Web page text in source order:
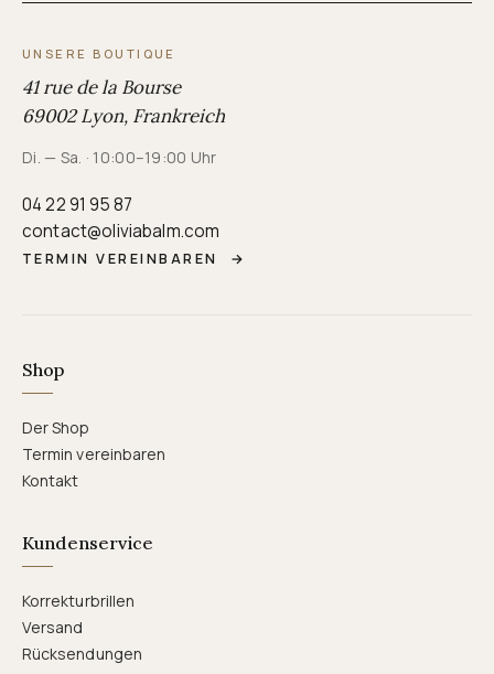
UNSERE BOUTIQUE
41 rue de la Bourse
69002 Lyon, Frankreich
Di. — Sa. · 10:00–19:00 Uhr
04 22 91 95 87
contact@oliviabalm.com
TERMIN VEREINBAREN →
Shop
Der Shop
Termin vereinbaren
Kontakt
Kundenservice
Korrekturbrillen
Versand
Rücksendungen